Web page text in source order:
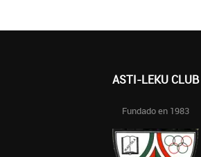
ASTI-LEKU CLUB
Fundado en 1983